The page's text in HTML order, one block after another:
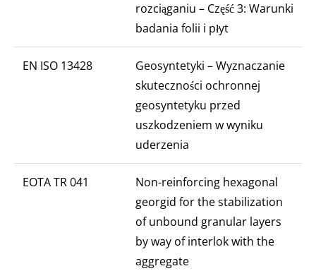
rozciąganiu – Część 3: Warunki
badania folii i płyt
EN ISO 13428
Geosyntetyki – Wyznaczanie
skuteczności ochronnej
geosyntetyku przed
uszkodzeniem w wyniku
uderzenia
EOTA TR 041
Non-reinforcing hexagonal
georgid for the stabilization
of unbound granular layers
by way of interlok with the
aggregate